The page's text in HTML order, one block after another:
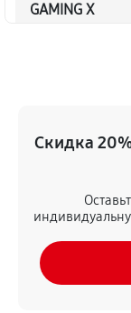
GAMING X
Скидка